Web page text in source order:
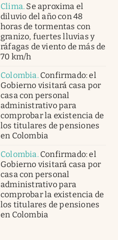
Clima. Se aproxima el
diluvio del año con 48
horas de tormentas con
granizo, fuertes lluvias y
ráfagas de viento de más de
70 km/h
Colombia. Confirmado: el
Gobierno visitará casa por
casa con personal
administrativo para
comprobar la existencia de
los titulares de pensiones
en Colombia
Colombia. Confirmado: el
Gobierno visitará casa por
casa con personal
administrativo para
comprobar la existencia de
los titulares de pensiones
en Colombia